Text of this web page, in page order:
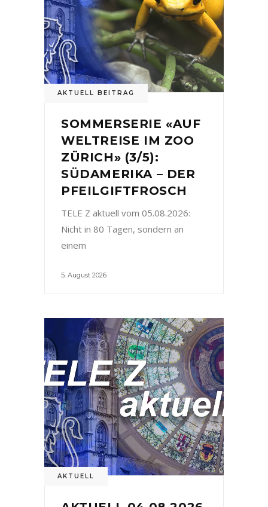
AKTUELL BEITRAG
SOMMERSERIE «AUF
WELTREISE IM ZOO
ZÜRICH» (3/5):
SÜDAMERIKA – DER
PFEILGIFTFROSCH
TELE Z aktuell vom 05.08.2026:
Nicht in 80 Tagen, sondern an
einem
5. August 2026
AKTUELL